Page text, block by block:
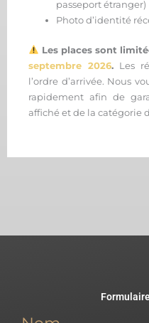
passeport étranger)
Photo d’identité
Les places sont
septembre 2026. Les
l’ordre d’arrivée. Nous
rapidement afin de
affiché et de la catégorie